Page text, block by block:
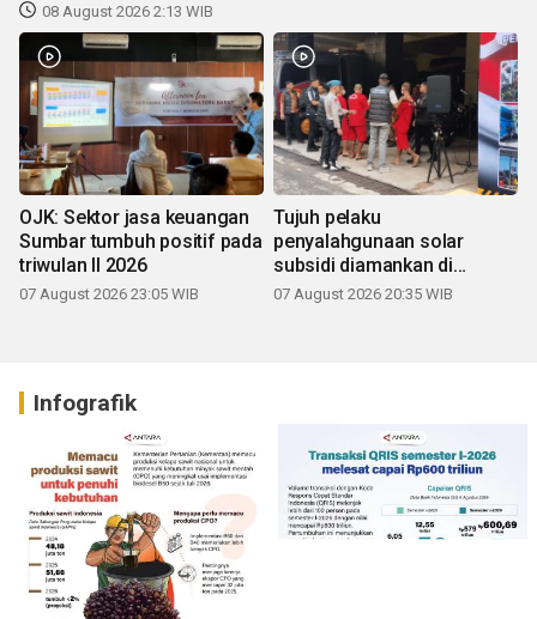
08 August 2026 2:13 WIB
OJK: Sektor jasa keuangan
Sumbar tumbuh positif pada
triwulan II 2026
07 August 2026 23:05 WIB
Tujuh pelaku
penyalahgunaan solar
subsidi diamankan di
Sumbar
07 August 2026 20:35 WIB
Infografik